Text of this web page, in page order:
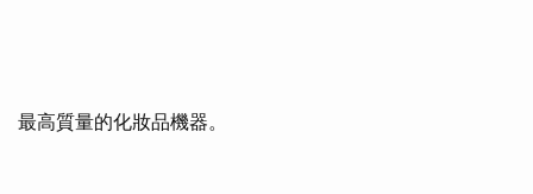
最高質量的化妝品機器。